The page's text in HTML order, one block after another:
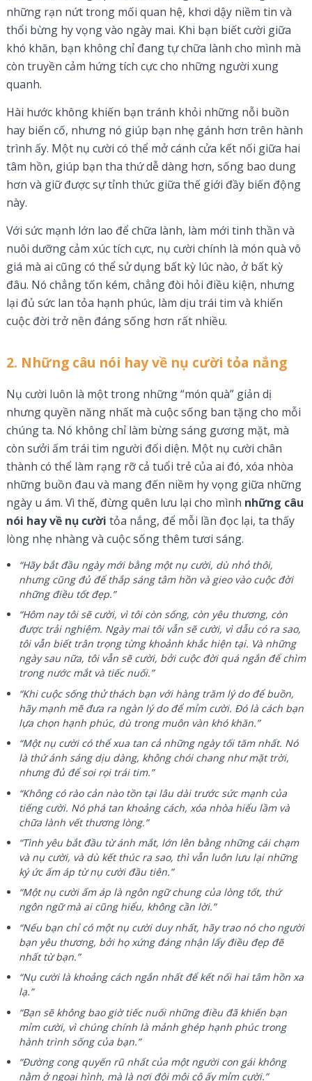
những rạn nứt trong mối quan hệ, khơi dậy niềm tin và
thổi bừng hy vọng vào ngày mai. Khi bạn biết cười giữa
khó khăn, bạn không chỉ đang tự chữa lành cho mình mà
còn truyền cảm hứng tích cực cho những người xung
quanh.
Hài hước không khiến bạn tránh khỏi những nỗi buồn
hay biến cố, nhưng nó giúp bạn nhẹ gánh hơn trên hành
trình ấy. Một nụ cười có thể mở cánh cửa kết nối giữa hai
tâm hồn, giúp bạn tha thứ dễ dàng hơn, sống bao dung
hơn và giữ được sự tỉnh thức giữa thế giới đầy biến động
này.
Với sức mạnh lớn lao để chữa lành, làm mới tinh thần và
nuôi dưỡng cảm xúc tích cực, nụ cười chính là món quà vô
giá mà ai cũng có thể sử dụng bất kỳ lúc nào, ở bất kỳ
đâu. Nó chẳng tốn kém, chẳng đòi hỏi điều kiện, nhưng
lại đủ sức lan tỏa hạnh phúc, làm dịu trái tim và khiến
cuộc đời trở nên đáng sống hơn rất nhiều.
2. Những câu nói hay về nụ cười tỏa nắng
Nụ cười luôn là một trong những “món quà” giản dị
nhưng quyền năng nhất mà cuộc sống ban tặng cho mỗi
chúng ta. Nó không chỉ làm bừng sáng gương mặt, mà
còn sưởi ấm trái tim người đối diện. Một nụ cười chân
thành có thể làm rạng rỡ cả tuổi trẻ của ai đó, xóa nhòa
những buồn đau và mang đến niềm hy vọng giữa những
ngày u ám. Vì thế, đừng quên lưu lại cho mình những câu
nói hay về nụ cười tỏa nắng, để mỗi lần đọc lại, ta thấy
lòng nhẹ nhàng và cuộc sống thêm tươi sáng.
“Hãy bắt đầu ngày mới bằng một nụ cười, dù nhỏ thôi,
nhưng cũng đủ để thắp sáng tâm hồn và gieo vào cuộc đời
những điều tốt đẹp.”
“Hôm nay tôi sẽ cười, vì tôi còn sống, còn yêu thương, còn
được trải nghiệm. Ngày mai tôi vẫn sẽ cười, vì dẫu có ra sao,
tôi vẫn biết trân trọng từng khoảnh khắc hiện tại. Và những
ngày sau nữa, tôi vẫn sẽ cười, bởi cuộc đời quá ngắn để chìm
trong nước mắt và tiếc nuối.”
“Khi cuộc sống thử thách bạn với hàng trăm lý do để buồn,
hãy mạnh mẽ đưa ra ngàn lý do để mỉm cười. Đó là cách bạn
lựa chọn hạnh phúc, dù trong muôn vàn khó khăn.”
“Một nụ cười có thể xua tan cả những ngày tối tăm nhất. Nó
là thứ ánh sáng dịu dàng, không chói chang như mặt trời,
nhưng đủ để soi rọi trái tim.”
“Không có rào cản nào tồn tại lâu dài trước sức mạnh của
tiếng cười. Nó phá tan khoảng cách, xóa nhòa hiểu lầm và
chữa lành vết thương lòng.”
“Tình yêu bắt đầu từ ánh mắt, lớn lên bằng những cái chạm
và nụ cười, và dù kết thúc ra sao, thì vẫn luôn lưu lại những
ký ức ấm áp từ nụ cười đầu tiên.”
“Một nụ cười ấm áp là ngôn ngữ chung của lòng tốt, thứ
ngôn ngữ mà ai cũng hiểu, không cần lời.”
“Nếu bạn chỉ có một nụ cười duy nhất, hãy trao nó cho người
bạn yêu thương, bởi họ xứng đáng nhận lấy điều đẹp đẽ
nhất từ bạn.”
“Nụ cười là khoảng cách ngắn nhất để kết nối hai tâm hồn xa
lạ.”
“Bạn sẽ không bao giờ tiếc nuối những điều đã khiến bạn
mỉm cười, vì chúng chính là mảnh ghép hạnh phúc trong
hành trình sống của bạn.”
“Đường cong quyến rũ nhất của một người con gái không
nằm ở ngoại hình, mà là nơi đôi môi cô ấy mỉm cười.”